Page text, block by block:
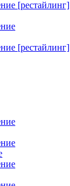
[рестайлинг]
[рестайлинг]